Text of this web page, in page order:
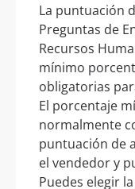
La puntuación
Preguntas de
Recursos
mínimo
obligatorias
El porcentaje
normalmente
puntuación de
el vendedor y
Puedes elegir